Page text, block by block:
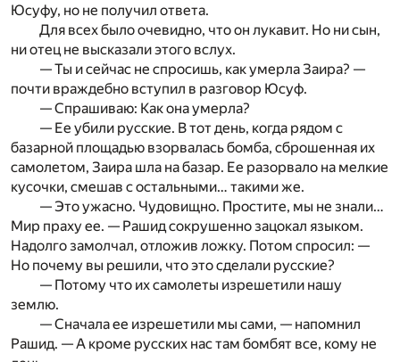
Юсуфу, но не получил ответа.
Для всех было очевидно, что он лукавит. Но ни сын,
ни отец не высказали этого вслух.
— Ты и сейчас не спросишь, как умерла Заира? —
почти враждебно вступил в разговор Юсуф.
— Спрашиваю: Как она умерла?
— Ее убили русские. В тот день, когда рядом с
базарной площадью взорвалась бомба, сброшенная их
самолетом, Заира шла на базар. Ее разорвало на мелкие
кусочки, смешав с остальными… такими же.
— Это ужасно. Чудовищно. Простите, мы не знали…
Мир праху ее. — Рашид сокрушенно зацокал языком.
Надолго замолчал, отложив ложку. Потом спросил: —
Но почему вы решили, что это сделали русские?
— Потому что их самолеты изрешетили нашу
землю.
— Сначала ее изрешетили мы сами, — напомнил
Рашид. — А кроме русских нас там бомбят все, кому не